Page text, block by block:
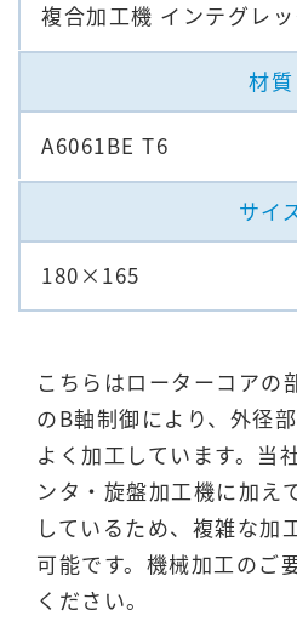
複合加工機 インテグレッ
材質
A6061BE T6
サイ
180×165
こちらはローターコアの
のB軸制御により、外径
よく加工しています。当
ンタ・旋盤加工機に加え
しているため、複雑な加
可能です。機械加工のご
ください。